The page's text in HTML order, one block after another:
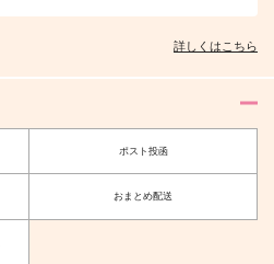
詳しくはこちら
ポスト投函
おまとめ配送